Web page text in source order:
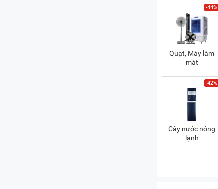
-44%
Quạt, Máy làm
mát
-42%
Cây nước nóng
lạnh